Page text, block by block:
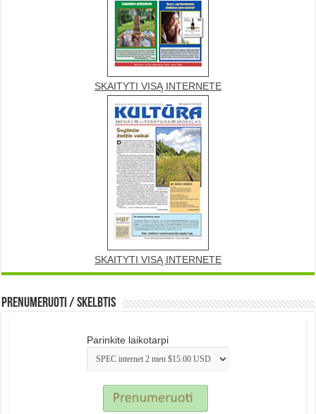
SKAITYTI VISĄ INTERNETE
SKAITYTI VISĄ INTERNETE
Prenumeruoti / Skelbtis
Parinkite laikotarpi